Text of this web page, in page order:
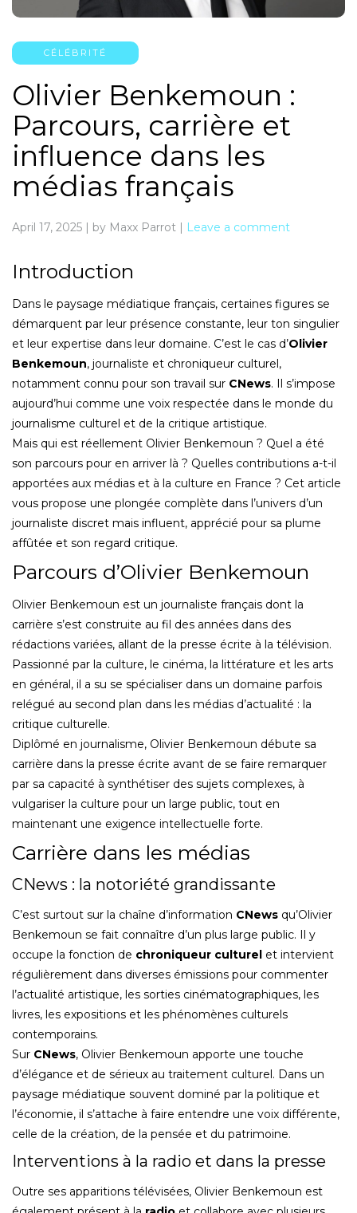
CÉLÉBRITÉ
Olivier Benkemoun :
Parcours, carrière et
influence dans les
médias français
April 17, 2025 | by Maxx Parrot | Leave a comment
Introduction
Dans le paysage médiatique français, certaines figures se
démarquent par leur présence constante, leur ton singulier
et leur expertise dans leur domaine. C’est le cas d’Olivier
Benkemoun, journaliste et chroniqueur culturel,
notamment connu pour son travail sur CNews. Il s’impose
aujourd’hui comme une voix respectée dans le monde du
journalisme culturel et de la critique artistique.
Mais qui est réellement Olivier Benkemoun ? Quel a été
son parcours pour en arriver là ? Quelles contributions a-t-il
apportées aux médias et à la culture en France ? Cet article
vous propose une plongée complète dans l’univers d’un
journaliste discret mais influent, apprécié pour sa plume
affûtée et son regard critique.
Parcours d’Olivier Benkemoun
Olivier Benkemoun est un journaliste français dont la
carrière s’est construite au fil des années dans des
rédactions variées, allant de la presse écrite à la télévision.
Passionné par la culture, le cinéma, la littérature et les arts
en général, il a su se spécialiser dans un domaine parfois
relégué au second plan dans les médias d’actualité : la
critique culturelle.
Diplômé en journalisme, Olivier Benkemoun débute sa
carrière dans la presse écrite avant de se faire remarquer
par sa capacité à synthétiser des sujets complexes, à
vulgariser la culture pour un large public, tout en
maintenant une exigence intellectuelle forte.
Carrière dans les médias
CNews : la notoriété grandissante
C’est surtout sur la chaîne d’information CNews qu’Olivier
Benkemoun se fait connaître d’un plus large public. Il y
occupe la fonction de chroniqueur culturel et intervient
régulièrement dans diverses émissions pour commenter
l’actualité artistique, les sorties cinématographiques, les
livres, les expositions et les phénomènes culturels
contemporains.
Sur CNews, Olivier Benkemoun apporte une touche
d’élégance et de sérieux au traitement culturel. Dans un
paysage médiatique souvent dominé par la politique et
l’économie, il s’attache à faire entendre une voix différente,
celle de la création, de la pensée et du patrimoine.
Interventions à la radio et dans la presse
Outre ses apparitions télévisées, Olivier Benkemoun est